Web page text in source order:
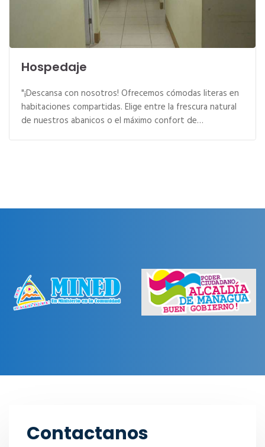
Hospedaje
"¡Descansa con nosotros! Ofrecemos cómodas literas en
habitaciones compartidas. Elige entre la frescura natural
de nuestros abanicos o el máximo confort de…
Contactanos